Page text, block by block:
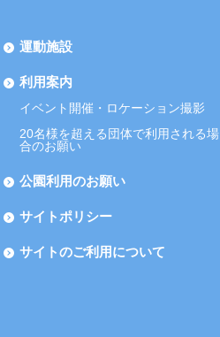
運動施設
利用案内
イベント開催・ロケーション撮影
20名様を超える団体で利用される場
合のお願い
公園利用のお願い
サイトポリシー
サイトのご利用について